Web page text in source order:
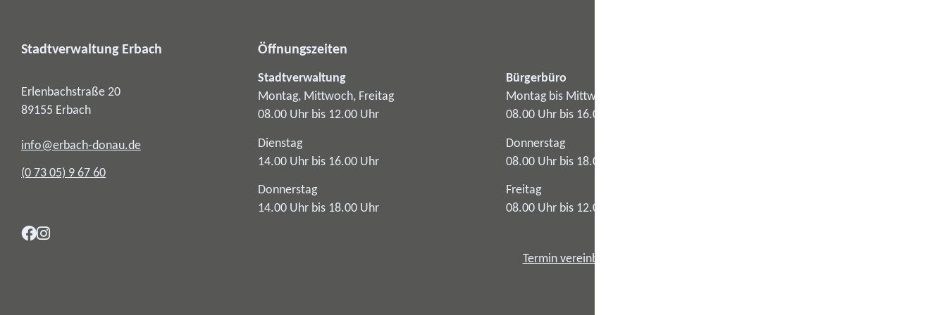
Stadtverwaltung Erbach
Erlenbachstraße 20
89155 Erbach
info@erbach-donau.de
(0 73 05) 9 67 60
Öffnungszeiten
Stadtverwaltung
Montag, Mittwoch, Freitag
08.00 Uhr bis 12.00 Uhr
Dienstag
14.00 Uhr bis 16.00 Uhr
Donnerstag
14.00 Uhr bis 18.00 Uhr
Bürgerbüro
Montag bis Mittwoch
08.00 Uhr bis 16.00 Uhr
Donnerstag
08.00 Uhr bis 18.00 Uhr
Freitag
08.00 Uhr bis 12.00 Uhr
Termin vereinbaren